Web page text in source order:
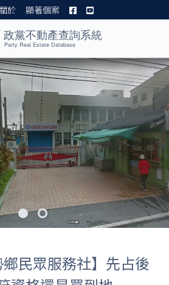
關於 顯著個案
鄉民眾服務社】先占後